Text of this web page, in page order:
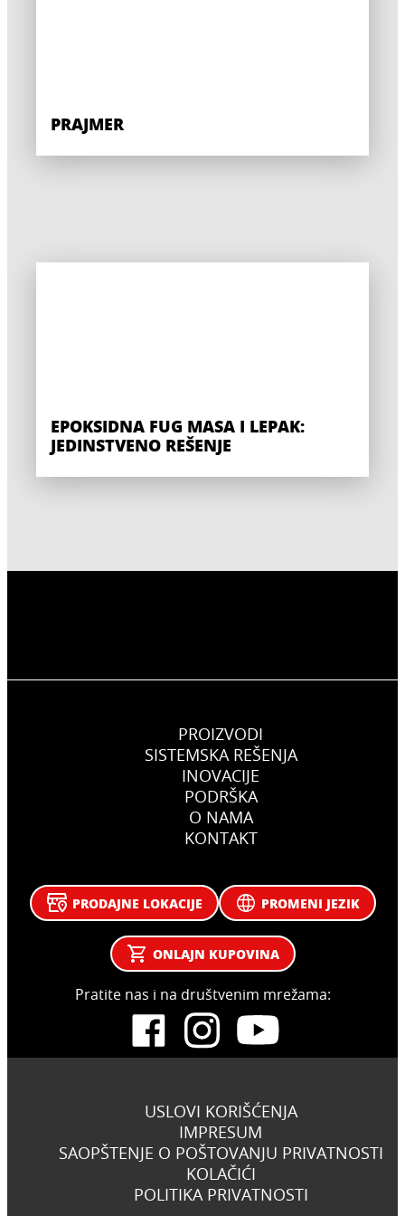
PRAJMER
EPOKSIDNA FUG MASA I LEPAK:
JEDINSTVENO REŠENJE
PROIZVODI
SISTEMSKA REŠENJA
INOVACIJE
PODRŠKA
O NAMA
KONTAKT
PRODAJNE LOKACIJE PROMENI JEZIK
ONLAJN KUPOVINA
Pratite nas i na društvenim mrežama:
USLOVI KORIŠĆENJA
IMPRESUM
SAOPŠTENJE O POŠTOVANJU PRIVATNOSTI
KOLAČIĆI
POLITIKA PRIVATNOSTI